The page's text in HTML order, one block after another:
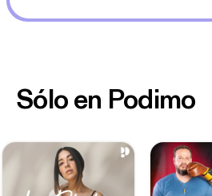
Sólo en Podimo